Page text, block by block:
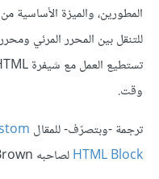
المطورين، والميزة
وقت.
ترجمة -وبتصرّف- للمقال
HTML Blockلصاحبه Randy A. Brown.